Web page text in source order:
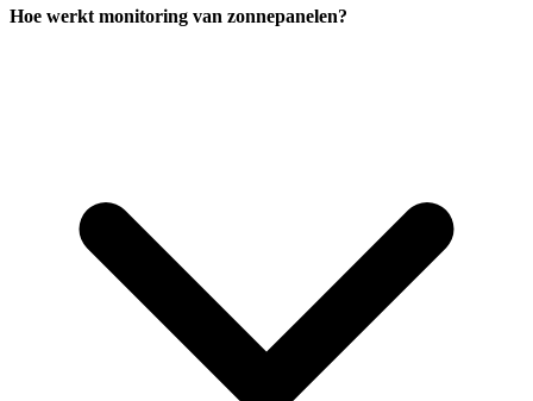
Hoe werkt monitoring van zonnepanelen?